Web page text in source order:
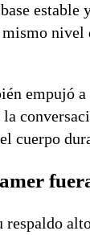
empujó
cuerpo